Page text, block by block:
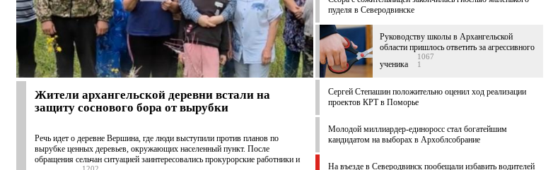
Жители архангельской деревни встали на
защиту соснового бора от вырубки
Речь идет о деревне Вершина, где люди выступили против планов по
вырубке ценных деревьев, окружающих населенный пункт. После
обращения сельчан ситуацией заинтересовались прокурорские работники и
пуделя в Северодвинске
Руководству школы в Архангельской
области пришлось ответить за агрессивного
ученика
1067
1
Сергей Степашин положительно оценил ход реализации
проектов КРТ в Поморье
Молодой миллиардер-единоросс стал богатейшим
кандидатом на выборах в Архоблсобрание
На въезде в Северодвинск пообещали избавить водителей